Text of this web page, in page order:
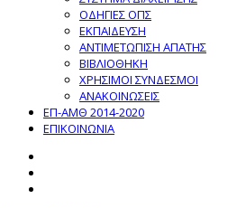
ΟΔΗΓΙΕΣ ΟΠΣ
ΕΚΠΑΙΔΕΥΣΗ
ΑΝΤΙΜΕΤΩΠΙΣΗ ΑΠΑΤΗΣ
ΒΙΒΛΙΟΘΗΚΗ
ΧΡΗΣΙΜΟΙ ΣΥΝΔΕΣΜΟΙ
ΑΝΑΚΟΙΝΩΣΕΙΣ
ΕΠ-ΑΜΘ 2014-2020
ΕΠΙΚΟΙΝΩΝΙΑ